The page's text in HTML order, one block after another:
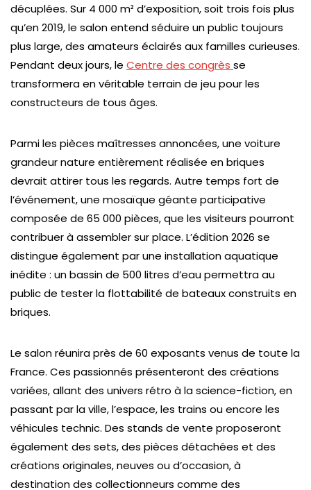
décuplées. Sur 4 000 m² d’exposition, soit trois fois plus
qu’en 2019, le salon entend séduire un public toujours
plus large, des amateurs éclairés aux familles curieuses.
Pendant deux jours, le Centre des congrès se
transformera en véritable terrain de jeu pour les
constructeurs de tous âges.
Parmi les pièces maîtresses annoncées, une voiture
grandeur nature entièrement réalisée en briques
devrait attirer tous les regards. Autre temps fort de
l’événement, une mosaïque géante participative
composée de 65 000 pièces, que les visiteurs pourront
contribuer à assembler sur place. L’édition 2026 se
distingue également par une installation aquatique
inédite : un bassin de 500 litres d’eau permettra au
public de tester la flottabilité de bateaux construits en
briques.
Le salon réunira près de 60 exposants venus de toute la
France. Ces passionnés présenteront des créations
variées, allant des univers rétro à la science-fiction, en
passant par la ville, l’espace, les trains ou encore les
véhicules technic. Des stands de vente proposeront
également des sets, des pièces détachées et des
créations originales, neuves ou d’occasion, à
destination des collectionneurs comme des